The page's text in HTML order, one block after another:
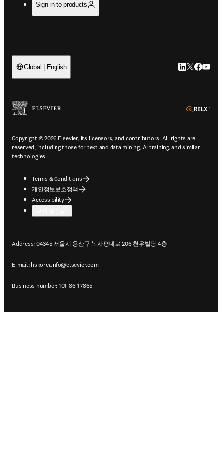
Sign in to products
Global | English LinkedIn 새
Twitter 새
Copyright © 2026 Elsevier, its licensors, and contributors. All rights are
reserved, including those for text and data mining, AI training, and similar
technologies.
Terms & Conditions
개인정보보호정책
Accessibility
Address: 04345 서울시 용산구 녹사평대로 206 천우빌딩 4층
E-mail: hskoreainfo@elsevier.com
Business number: 101-86-17865